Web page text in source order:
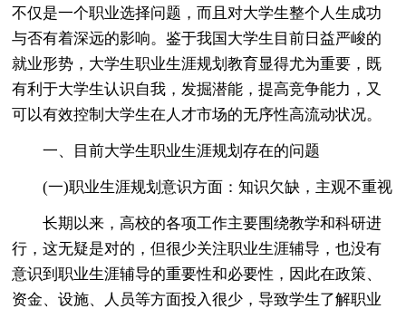
不仅是一个职业选择问题，而且对大学生整个人生成功
与否有着深远的影响。鉴于我国大学生目前日益严峻的
就业形势，大学生职业生涯规划教育显得尤为重要，既
有利于大学生认识自我，发掘潜能，提高竞争能力，又
可以有效控制大学生在人才市场的无序性高流动状况。
一、目前大学生职业生涯规划存在的问题
(一)职业生涯规划意识方面：知识欠缺，主观不重视
长期以来，高校的各项工作主要围绕教学和科研进
行，这无疑是对的，但很少关注职业生涯辅导，也没有
意识到职业生涯辅导的重要性和必要性，因此在政策、
资金、设施、人员等方面投入很少，导致学生了解职业